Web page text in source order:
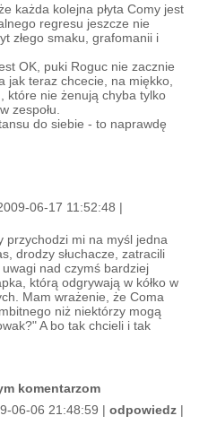
każda kolejna płyta Comy jest
regresu jeszcze nie
złego smaku, grafomanii i
OK, puki Roguc nie zacznie
jak teraz chcecie, na miękko,
które nie żenują chyba tylko
zespołu.
do siebie - to naprawdę
06-17 11:52:48 |
przychodzi mi na myśl jedna
drodzy słuchacze, zatracili
nad czymś bardziej
którą odgrywają w kółko w
Mam wrażenie, że Coma
niż niektórzy mogą
A bo tak chcieli i tak
komentarzom
06-06 21:48:59 |odpowiedz |